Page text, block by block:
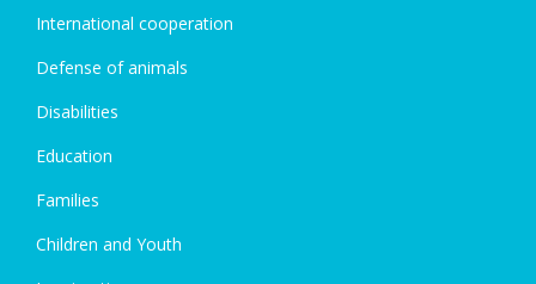
International cooperation
Defense of animals
Disabilities
Education
Families
Children and Youth